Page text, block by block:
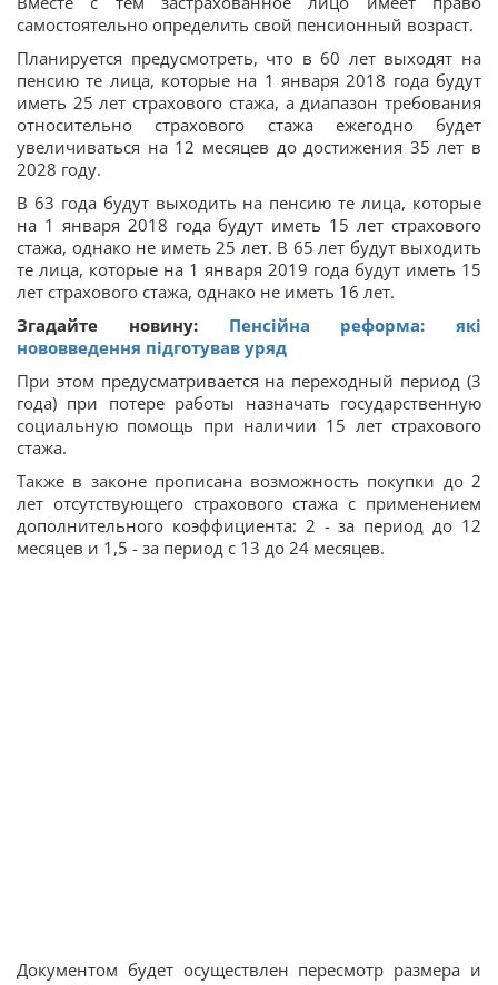
самостоятельно определить свой пенсионный возраст.
Планируется предусмотреть, что в 60 лет выходят на
пенсию те лица, которые на 1 января 2018 года будут
иметь 25 лет страхового стажа, а диапазон требования
относительно страхового стажа ежегодно будет
увеличиваться на 12 месяцев до достижения 35 лет в
2028 году.
В 63 года будут выходить на пенсию те лица, которые
на 1 января 2018 года будут иметь 15 лет страхового
стажа, однако не иметь 25 лет. В 65 лет будут выходить
те лица, которые на 1 января 2019 года будут иметь 15
лет страхового стажа, однако не иметь 16 лет.
Згадайте новину: Пенсійна реформа: які
нововведення підготував уряд
При этом предусматривается на переходный период (3
года) при потере работы назначать государственную
социальную помощь при наличии 15 лет страхового
стажа.
Также в законе прописана возможность покупки до 2
лет отсутствующего страхового стажа с применением
дополнительного коэффициента: 2 - за период до 12
месяцев и 1,5 - за период с 13 до 24 месяцев.
Документом будет осуществлен пересмотр размера и